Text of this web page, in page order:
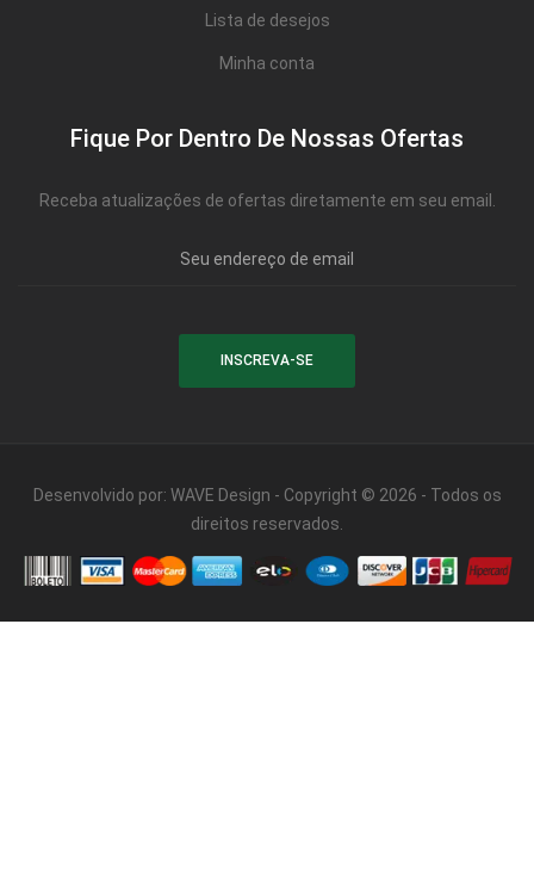
Lista de desejos
Minha conta
Fique Por Dentro De Nossas Ofertas
Receba atualizações de ofertas diretamente em seu email.
Desenvolvido por: WAVE Design - Copyright © 2026 - Todos os
direitos reservados.